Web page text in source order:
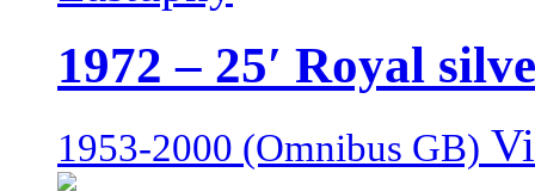
1972 – 25′ Royal
1953-2000 (Omnibus GB)